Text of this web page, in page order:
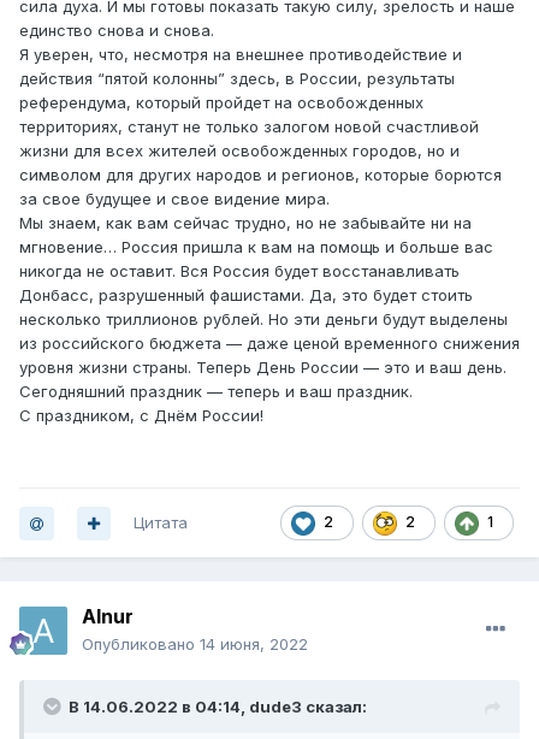
сила духа. И мы готовы показать такую силу, зрелость и наше
единство снова и снова.
Я уверен, что, несмотря на внешнее противодействие и
действия “пятой колонны” здесь, в России, результаты
референдума, который пройдет на освобожденных
территориях, станут не только залогом новой счастливой
жизни для всех жителей освобожденных городов, но и
символом для других народов и регионов, которые борются
за свое будущее и свое видение мира.
Мы знаем, как вам сейчас трудно, но не забывайте ни на
мгновение… Россия пришла к вам на помощь и больше вас
никогда не оставит. Вся Россия будет восстанавливать
Донбасс, разрушенный фашистами. Да, это будет стоить
несколько триллионов рублей. Но эти деньги будут выделены
из российского бюджета — даже ценой временного снижения
уровня жизни страны. Теперь День России — это и ваш день.
Сегодняшний праздник — теперь и ваш праздник.
С праздником, с Днём России!
2 2 1
Цитата
Alnur
Опубликовано 14 июня, 2022
В 14.06.2022 в 04:14, dude3 сказал: